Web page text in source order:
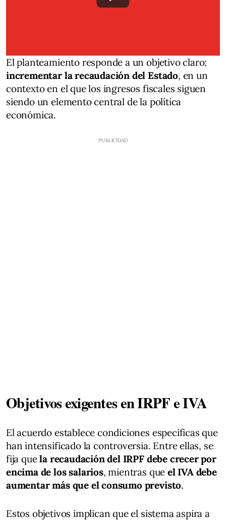
El planteamiento responde a un objetivo claro:
incrementar la recaudación del Estado, en un
contexto en el que los ingresos fiscales siguen
siendo un elemento central de la política
económica.
Objetivos exigentes en IRPF e IVA
El acuerdo establece condiciones específicas que
han intensificado la controversia. Entre ellas, se
fija quela recaudación del IRPF debe crecer por
encima de los salarios, mientras que el IVA debe
aumentar más que el consumo previsto.
Estos objetivos implican que el sistema aspira a